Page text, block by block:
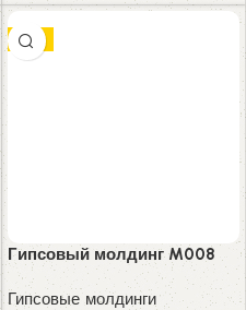
-7%
Гипсовый молдинг M008
Гипсовые молдинги